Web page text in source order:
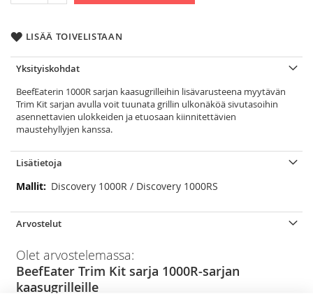
LISÄÄ TOIVELISTAAN
Yksityiskohdat
BeefEaterin 1000R sarjan kaasugrilleihin lisävarusteena myytävän
Trim Kit sarjan avulla voit tuunata grillin ulkonäköä sivutasoihin
asennettavien ulokkeiden ja etuosaan kiinnitettävien
maustehyllyjen kanssa.
Lisätietoja
LisätietojaDiscovery 1000R / Discovery 1000RS
Arvostelut
Olet arvostelemassa:
BeefEater Trim Kit sarja 1000R-sarjan
kaasugrilleille